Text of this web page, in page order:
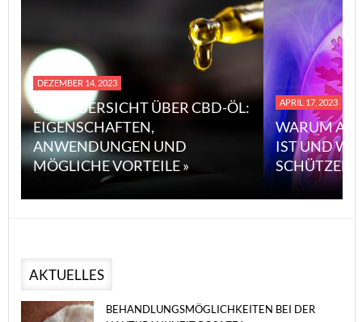
DEZEMBER 14, 2023
EINE ÜBERSICHT ÜBER CBD-ÖL:
EIGENSCHAFTEN,
ANWENDUNGEN UND
MÖGLICHE VORTEILE »
APRIL 17, 2023
WARUM
IST UND WIE
SCHÜTZEN
AKTUELLES
BEHANDLUNGSMÖGLICHKEITEN BEI DER